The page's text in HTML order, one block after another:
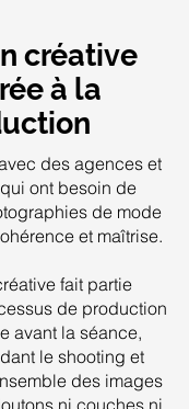
créative
à la
des agences et
ont besoin de
de mode
et maîtrise.
fait partie
de production
avant la séance,
le shooting et
des images
ni couches ni